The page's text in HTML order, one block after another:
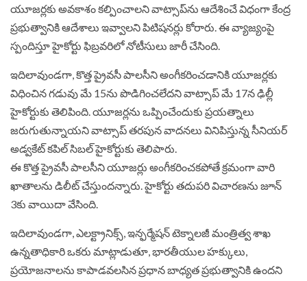
యూజర్లకు అవకాశం కల్పించాలని వాట్సాప్‌ను ఆదేశించే విధంగా కేంద్ర
ప్రభుత్వానికి ఆదేశాలు ఇవ్వాలని పిటిషనర్లు కోరారు. ఈ వ్యాజ్యంపై
స్పందిస్తూ హైకోర్టు ఫిబ్రవరిలో నోటీసులు జారీ చేసింది.
ఇదిలావుండగా, కొత్త ప్రైవసీ పాలసీని అంగీకరించడానికి యూజర్లకు
విధించిన గడువు మే 15ను పొడిగించలేదని వాట్సాప్ మే 17న ఢిల్లీ
హైకోర్టుకు తెలిపింది. యూజర్లను ఒప్పించేందుకు ప్రయత్నాలు
జరుగుతున్నాయని వాట్సాప్ తరపున వాదనలు వినిపిస్తున్న సీనియర్
అడ్వకేట్ కపిల్ సిబల్ హైకోర్టుకు తెలిపారు.
ఈ కొత్త ప్రైవసీ పాలసీని యూజర్లు అంగీకరించకపోతే క్రమంగా వారి
ఖాతాలను డిలీట్ చేస్తుందన్నారు. హైకోర్టు తదుపరి విచారణను జూన్
3కు వాయిదా వేసింది.
ఇదిలావుండగా, ఎలక్ట్రానిక్స్, ఇన్ఫర్మేషన్ టెక్నాలజీ మంత్రిత్వ శాఖ
ఉన్నతాధికారి ఒకరు మాట్లాడుతూ, భారతీయుల హక్కులు,
ప్రయోజనాలను కాపాడవలసిన ప్రధాన బాధ్యత ప్రభుత్వానికి ఉందని